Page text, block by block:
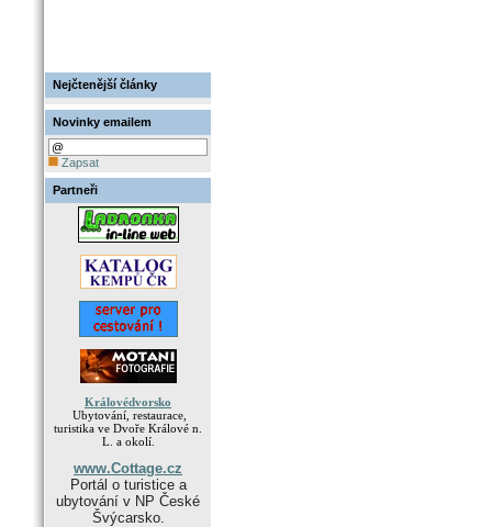
Nejčtenější články
Novinky emailem
Zapsat
Partneři
Královédvorsko
Ubytování, restaurace,
turistika ve Dvoře Králové n.
L. a okolí.
www.Cottage.cz
Portál o turistice a
ubytování v NP České
Švýcarsko.